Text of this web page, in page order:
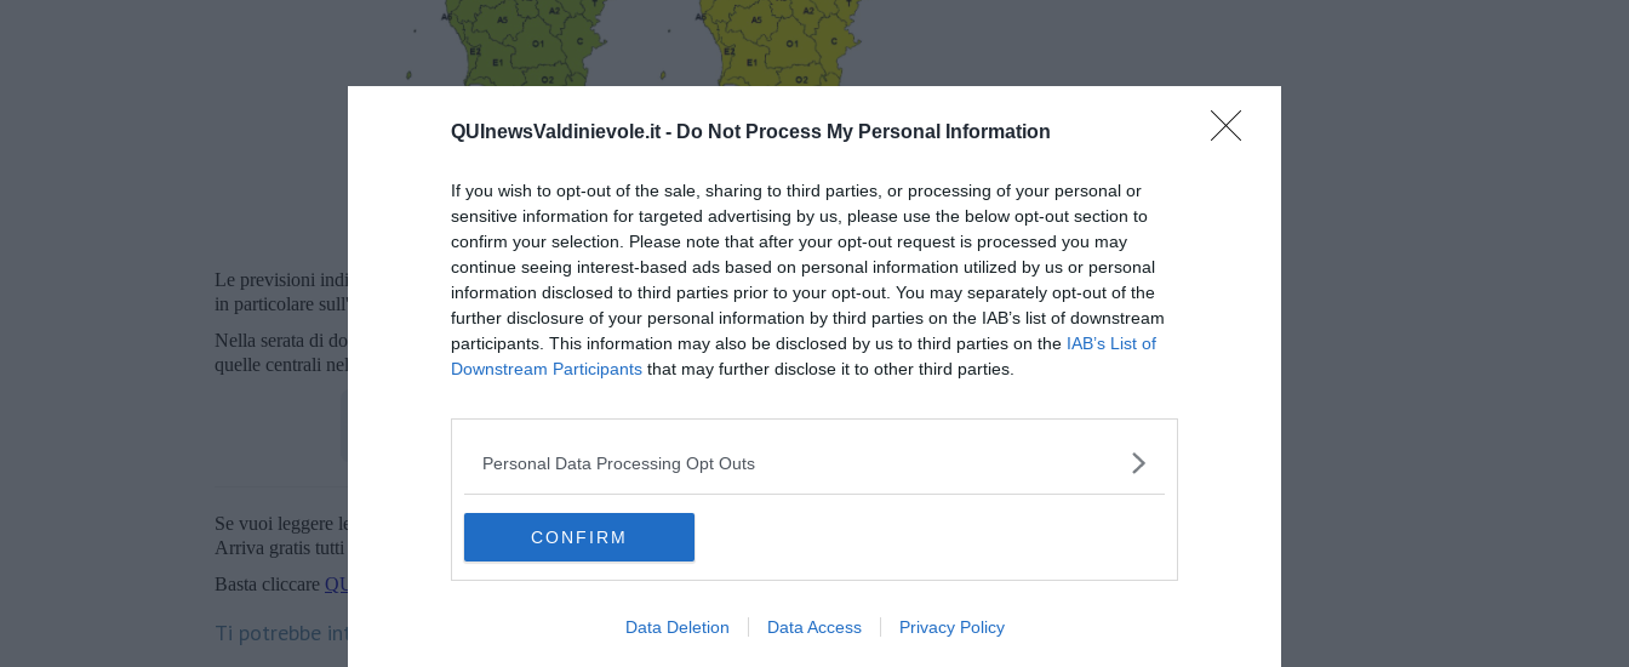
QUInewsValdinievole.it - Do Not Process My Personal Information
If you wish to opt-out of the sale, sharing to third parties, or processing of your personal or
sensitive information for targeted advertising by us, please use the below opt-out section to
confirm your selection. Please note that after your opt-out request is processed you may
continue seeing interest-based ads based on personal information utilized by us or personal
information disclosed to third parties prior to your opt-out. You may separately opt-out of the
further disclosure of your personal information by third parties on the IAB’s list of downstream
participants. This information may also be disclosed by us to third parties on the IAB’s List of
Downstream Participants that may further disclose it to other third parties.
Personal Data Processing Opt Outs
CONFIRM
Data Deletion Data Access Privacy Policy
Le previsioni indicano possibili temporali sulla costa e sulle zone limitrofe la mattina e sulle zone interne e
in particolare sull'Appennino nel pomeriggio.
Nella serata di domani condizioni ancora instabili con temporali sulle zone settentrionali, in trasferimento su
quelle centrali nel corso della notte. Possibili anche colpi di vento e grandine.
Se vuoi leggere le notizie principali della Toscana iscriviti alla
Arriva gratis tutti i giorni alle 20:00 direttamente nella tua casella di posta.
Basta cliccare QUI
Ti potrebbe interessare anche: